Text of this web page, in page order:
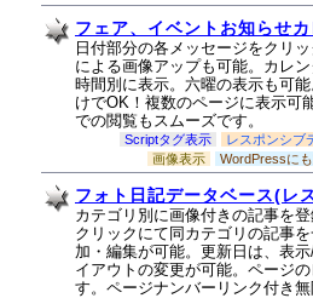
フェア、イベントお知らせ
日付部分の各メッセージをクリ
による画像アップも可能。カレ
時間別に表示。六曜の表示も可
けでOK！複数のページに表示可
での閲覧もスムーズです。
Scriptタグ表示 レスポンシブ
画像表示
WordPressに
フォト日記データベース(レ
カテゴリ別に画像付きの記事を
クリックにて同カテゴリの記事
加・編集が可能。更新日は、表
イアウトの変更が可能。ページ
す。ページナンバーリンク付き